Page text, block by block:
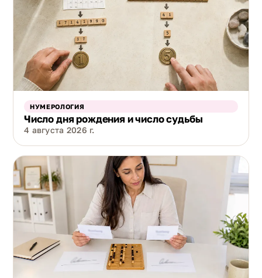
НУМЕРОЛОГИЯ
Число дня рождения и число судьбы
4 августа 2026 г.